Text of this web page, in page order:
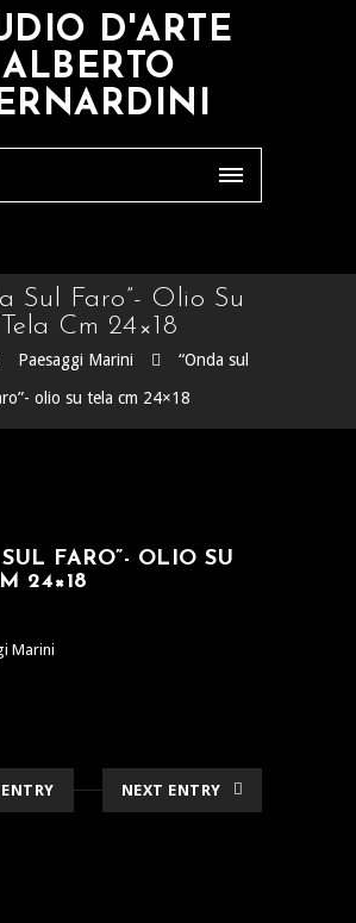
D'ARTE
ALBERTO
Sul Faro”- Olio Su
Tela Cm 24×18
Paesaggi Marini
“Onda sul
olio su tela cm 24×18
FARO”- OLIO SU
24×18
Marini
ENTRY NEXT ENTRY